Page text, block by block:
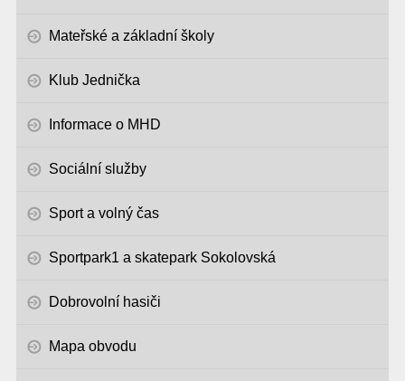
Mateřské a základní školy
Klub Jednička
Informace o MHD
Sociální služby
Sport a volný čas
Sportpark1 a skatepark Sokolovská
Dobrovolní hasiči
Mapa obvodu